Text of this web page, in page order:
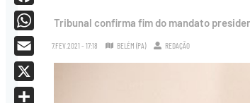
Tribunal confirma fim do mandato
7.FEV.2021 - 17:18 BELÉM (PA) REDAÇÃO
Facebook
WhatsApp
Email
X